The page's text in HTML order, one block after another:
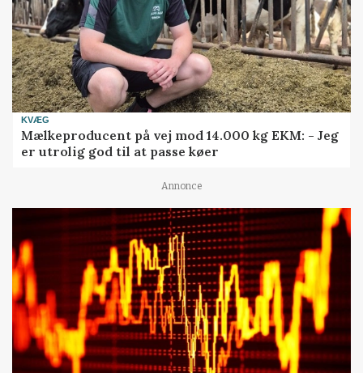
KVÆG
Mælkeproducent på vej mod 14.000 kg EKM: - Jeg
er utrolig god til at passe køer
Annonce